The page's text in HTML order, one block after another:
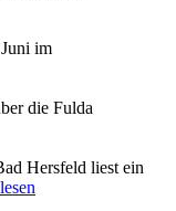
im
die Fulda
Hersfeld liest ein